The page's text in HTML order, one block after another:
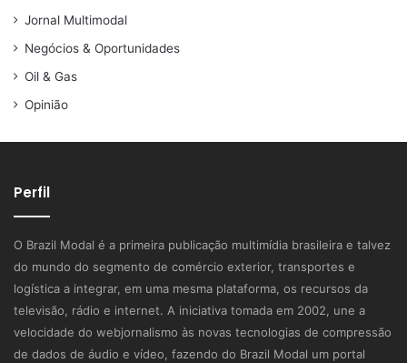
Jornal Multimodal
Negócios & Oportunidades
Oil & Gas
Opinião
Perfil
O Brazil Modal é a primeira publicação multimídia brasileira e talvez
do mundo do segmento de comércio exterior, transportes e
logística a integrar, em uma mesma plataforma, os recursos da
televisão, rádio e internet. A iniciativa tomada em 2002, une a
velocidade do webjornalismo às novas tecnologias de compressão
de dados de áudio e vídeo, fazendo do Brazil Modal um portal